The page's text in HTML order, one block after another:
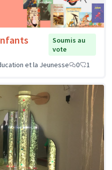
Soumis au
vote
et la Jeunesse
0 1